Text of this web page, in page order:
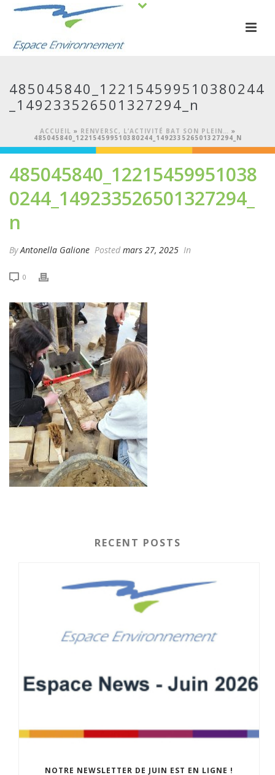
485045840_122154599510380244
_149233526501327294_n
ACCUEIL » RENVERSC, L’ACTIVITÉ BAT SON PLEIN… »
485045840_122154599510380244_149233526501327294_N
485045840_12215459951038
0244_149233526501327294_
n
ByAntonella Galione Posted mars 27, 2025 In
0
RECENT POSTS
NOTRE NEWSLETTER DE JUIN EST EN LIGNE !